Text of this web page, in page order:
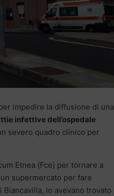
impedire la diffusione di una
infettive dell’ospedale
severo quadro clinico per
Etnea (Fce) per tornare a
supermercato per fare
Biancavilla, lo avevano trovato